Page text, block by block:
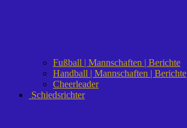
Fußball | Mannschaften | Berichte
Handball | Mannschaften | Berichte
Cheerleader
Schiedsrichter